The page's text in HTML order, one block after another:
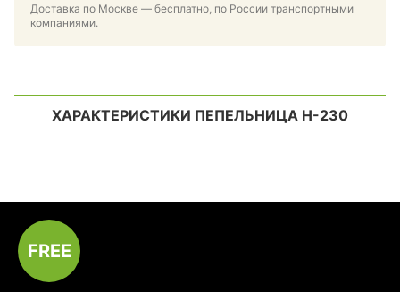
Доставка по Москве — бесплатно, по России транспортными
компаниями.
ХАРАКТЕРИСТИКИ ПЕПЕЛЬНИЦА Н-230
FREE